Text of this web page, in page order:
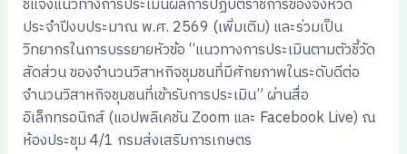
ชี้แจงแนวทางการประเมินผลการปฏิบัติราชการของจังหวัด
ประจำปีงบประมาณ พ.ศ. 2569 (เพิ่มเติม) และร่วมเป็น
วิทยากรในการบรรยายหัวข้อ “แนวทางการประเมินตามตัวชี้วัด
สัดส่วน ของจำนวนวิสาหกิจชุมชนที่มีศักยภาพในระดับดีต่อ
จำนวนวิสาหกิจชุมชนที่เข้ารับการประเมิน” ผ่านสื่อ
อิเล็กทรอนิกส์ (แอปพลิเคชัน Zoom และ Facebook Live) ณ
ห้องประชุม 4/1 กรมส่งเสริมการเกษตร